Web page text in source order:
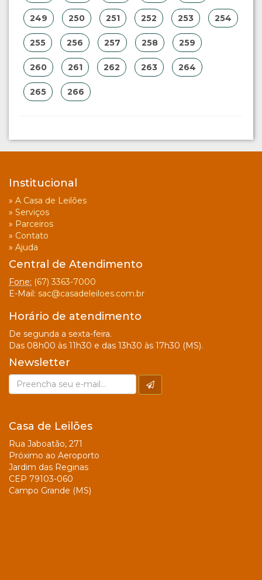
249 250 251 252 253 254
255 256 257 258 259
260 261 262 263 264
265 266
Institucional
» A Casa de Leilões
» Serviços
» Parceiros
» Contato
» Ajuda
Central de Atendimento
Fone: (67) 3363-7000
E-Mail: sac@casadeleiloes.com.br
Horário de atendimento
De segunda a sexta-feira.
Das 08h00 às 11h30 e das 13h30 às 17h30 (MS).
Newsletter
Casa de Leilões
Rua Jaboatão, 271
Próximo ao Aeroporto
Jardim das Reginas
CEP 79103-060
Campo Grande (MS)